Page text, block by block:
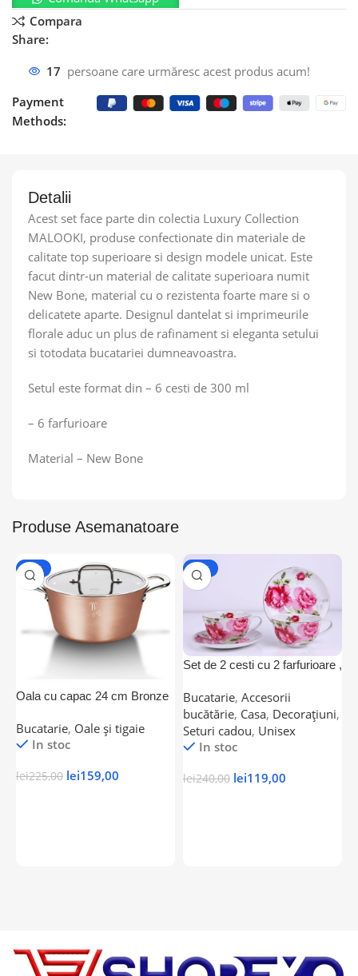
Compara
Share:
17 persoane care urmăresc acest produs acum!
Payment
Methods:
Detalii
Acest set face parte din colectia Luxury Collection
MALOOKI, produse confectionate din materiale de
calitate top superioare si design modele unicat. Este
facut dintr-un material de calitate superioara numit
New Bone, material cu o rezistenta foarte mare si o
delicatete aparte. Designul dantelat si imprimeurile
florale aduc un plus de rafinament si eleganta setului
si totodata bucatariei dumneavoastra.
Setul este format din – 6 cesti de 300 ml
– 6 farfurioare
Material – New Bone
Produse Asemanatoare
-29%
Oala cu capac 24 cm Bronze
Haus BH 1689 +CADOU
Bucatarie, Oale și tigaie
In stoc
lei225,00 lei159,00
-50%
Set de 2 cesti cu 2 farfurioare ,
Bucatarie, Accesorii
bucătărie, Casa, Decorațiuni,
Seturi cadou, Unisex
In stoc
lei240,00 lei119,00